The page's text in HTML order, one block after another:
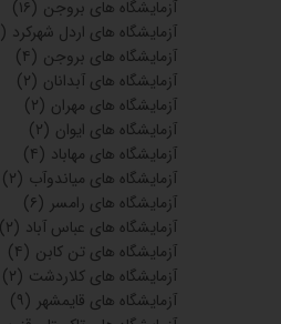
آزمایشگاه های بروجن (۱۶)
آزمایشگاه های اردل شهرکرد (۲)
آزمایشگاه های بروجن (۴)
آزمایشگاه های آبدانان (۲)
آزمایشگاه های مهران (۲)
آزمایشگاه های ایوان (۲)
آزمایشگاه های مهاباد (۴)
آزمایشگاه های میاندوآب (۲)
آزمایشگاه های رامسر (۶)
آزمایشگاه های عباس آباد (۲)
آزمایشگاه های تن کابن (۴)
آزمایشگاه های کلاردشت (۲)
آزمایشگاه های قایمشهر (۹)